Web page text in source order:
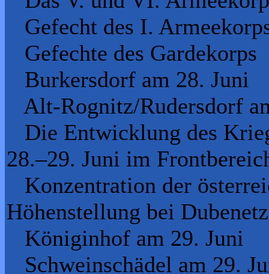
Gefecht des I.
Gefechte des Gardekorps
Burkersdorf am 28. Juni
Alt-Rognitz/Rudersdorf
Die Entwicklung des
28.–29. Juni im
Konzentration der
Höhenstellung bei
Königinhof am 29. Juni
Schweinschädel am 29.